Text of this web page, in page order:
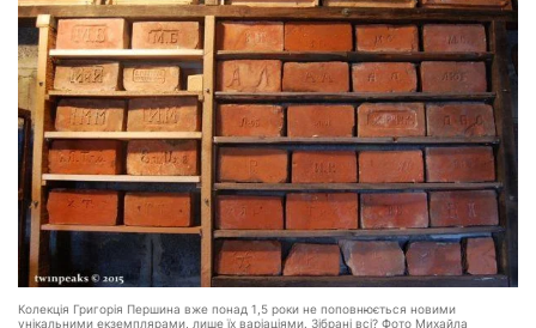
Колекція Григорія Першина вже понад 1,5 роки не поповнюється новими
унікальними екземплярами, лише їх варіаціями. Зібрані всі? Фото Михайла